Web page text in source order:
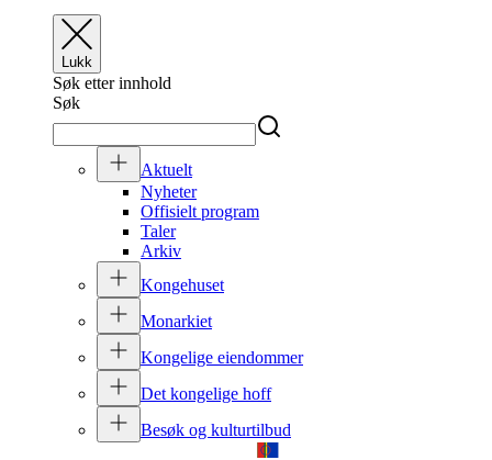
Lukk
Søk etter innhold
Søk
Aktuelt
Nyheter
Offisielt program
Taler
Arkiv
Kongehuset
Monarkiet
Kongelige eiendommer
Det kongelige hoff
Besøk og kulturtilbud